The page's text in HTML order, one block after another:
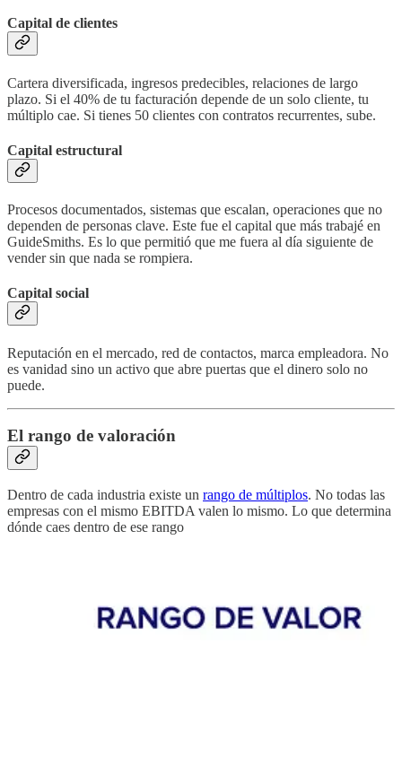
Capital de clientes
Cartera diversificada, ingresos predecibles, relaciones de largo
plazo. Si el 40% de tu facturación depende de un solo cliente, tu
múltiplo cae. Si tienes 50 clientes con contratos recurrentes, sube.
Capital estructural
Procesos documentados, sistemas que escalan, operaciones que no
dependen de personas clave. Este fue el capital que más trabajé en
GuideSmiths. Es lo que permitió que me fuera al día siguiente de
vender sin que nada se rompiera.
Capital social
Reputación en el mercado, red de contactos, marca empleadora. No
es vanidad sino un activo que abre puertas que el dinero solo no
puede.
El rango de valoración
Dentro de cada industria existe un rango de múltiplos. No todas las
empresas con el mismo EBITDA valen lo mismo. Lo que determina
dónde caes dentro de ese rango